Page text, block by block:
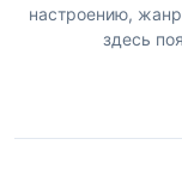
настроению,
здесь